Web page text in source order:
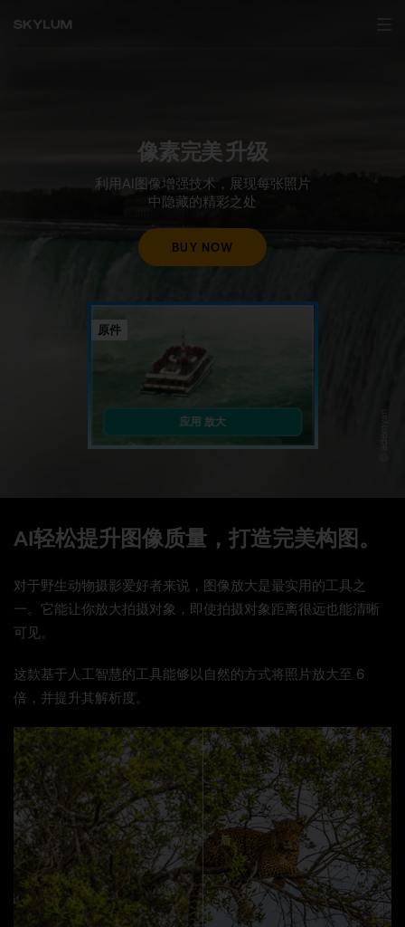
© ademyan
像素完美升级
利用AI图像增强技术，展现每张照片
中隐藏的精彩之处
BUY NOW
原件
应用 放大
AI轻松提升图像质量，打造完美构图。
对于野生动物摄影爱好者来说，图像放大是最实用的工具之
一。它能让你放大拍摄对象，即使拍摄对象距离很远也能清晰
可见。
这款基于人工智慧的工具能够以自然的方式将照片放大至 6
倍，并提升其解析度。
前 后
© kavramm